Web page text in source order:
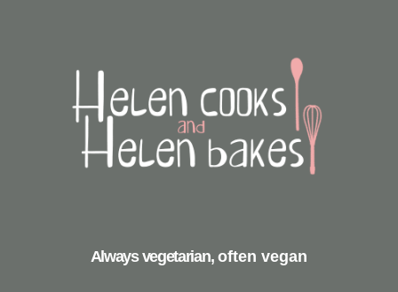
Always vegetarian, often vegan